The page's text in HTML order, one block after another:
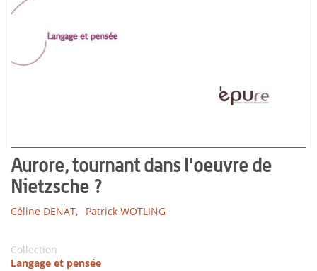
Aurore, tournant dans l'oeuvre de
Nietzsche ?
Céline DENAT, Patrick WOTLING
Collection
Langage et pensée